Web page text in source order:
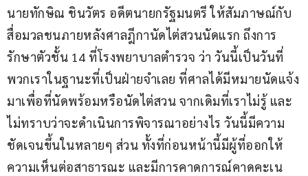
นายทักษิณ ชินวัตร อดีตนายกรัฐมนตรี ให้สัมภาษณ์กับ
สื่อมวลชนภายหลังศาลฎีกานัดไต่สวนนัดแรก ถึงการ
รักษาตัวชั้น 14 ที่โรงพยาบาลตำรวจ ว่า วันนี้เป็นวันที่
พวกเราในฐานะที่เป็นฝ่ายจำเลย ที่ศาลได้มีหมายนัดแจ้ง
มาเพื่อที่นัดพร้อมหรือนัดไต่สวน จากเดิมที่เราไม่รู้ และ
ไม่ทราบว่าจะดำเนินการพิจารณาอย่างไร วันนี้มีความ
ชัดเจนขึ้นในหลายๆ ส่วน ทั้งที่ก่อนหน้านี้มีผู้ที่ออกให้
ความเห็นต่อสาธารณะ และมีการคาดการณ์คาดคะเน